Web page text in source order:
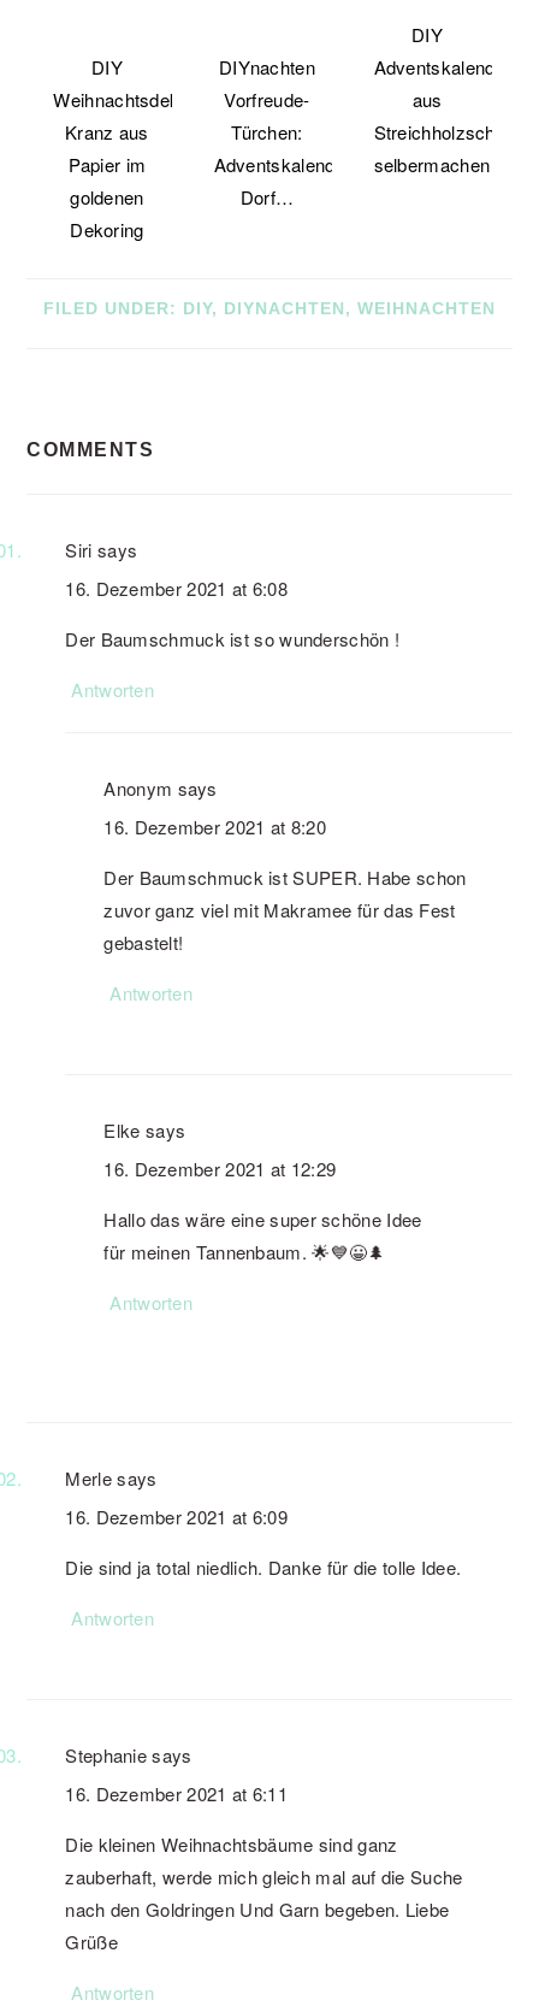
DIY
Weihnachtsdeko:
Kranz aus
Papier im
goldenen
Dekoring
DIYnachten
Vorfreude-
Türchen:
Adventskalender-
Dorf…
DIY
Adventskalender
aus
selbermachen
FILED UNDER: DIY, DIYNACHTEN, WEIHNACHTEN
INTERACTIONS
COMMENTS
Siri says
16. Dezember 2021 at 6:08
Der Baumschmuck ist so wunderschön !
Antworten
Anonym says
16. Dezember 2021 at 8:20
Der Baumschmuck ist SUPER. Habe schon
zuvor ganz viel mit Makramee für das Fest
gebastelt!
Antworten
Elke says
16. Dezember 2021 at 12:29
Hallo das wäre eine super schöne Idee
für meinen Tannenbaum. 🌟💙😀🌲
Antworten
Merle says
16. Dezember 2021 at 6:09
Die sind ja total niedlich. Danke für die tolle Idee.
Antworten
Stephanie says
16. Dezember 2021 at 6:11
Die kleinen Weihnachtsbäume sind ganz
zauberhaft, werde mich gleich mal auf die Suche
nach den Goldringen Und Garn begeben. Liebe
Grüße
Antworten